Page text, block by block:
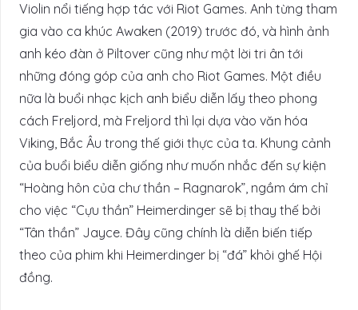
Violin nổi tiếng hợp tác với Riot Games. Anh từng tham
gia vào ca khúc Awaken (2019) trước đó, và hình ảnh
anh kéo đàn ở Piltover cũng như một lời tri ân tới
những đóng góp của anh cho Riot Games. Một điều
nữa là buổi nhạc kịch anh biểu diễn lấy theo phong
cách Freljord, mà Freljord thì lại dựa vào văn hóa
Viking, Bắc Âu trong thế giới thực của ta. Khung cảnh
của buổi biểu diễn giống như muốn nhắc đến sự kiện
“Hoàng hôn của chư thần – Ragnarok”, ngầm ám chỉ
cho việc “Cựu thần” Heimerdinger sẽ bị thay thế bởi
“Tân thần” Jayce. Đây cũng chính là diễn biến tiếp
theo của phim khi Heimerdinger bị “đá” khỏi ghế Hội
đồng.